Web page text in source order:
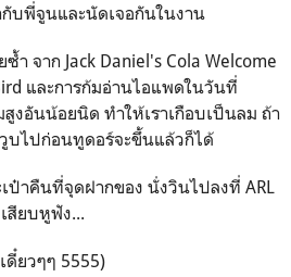
บพี่จูนและนัดเจอกันในงาน
จาก Jack Daniel's Cola Welcome
และการก้มอ่านไอแพดในวันที่
งอันน้อยนิด ทำให้เราเกือบเป็นลม ถ้า
บไปก่อนทูดอร์จะขึ้นแล้วก็ได้
ป๋าคืนที่จุดฝากของ นั่งวินไปลงที่ ARL
สียบหูฟัง...
ดี๋ยวๆๆ 5555)